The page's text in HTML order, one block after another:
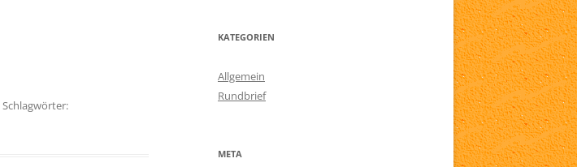
KATEGORIEN
Allgemein
Rundbrief
META